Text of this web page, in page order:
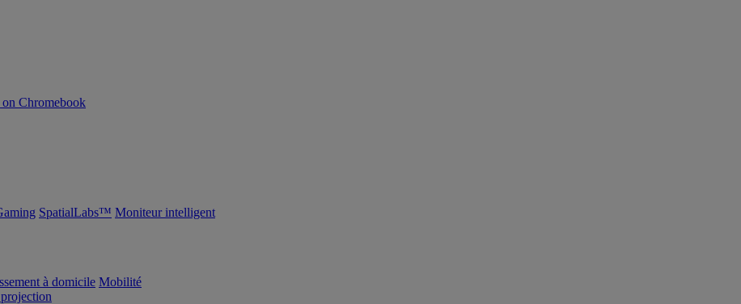
Chromebook
SpatialLabs™ Moniteur intelligent
à domicile Mobilité